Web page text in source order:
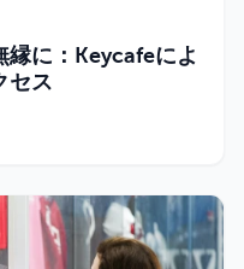
縁に：Keycafeによ
セス